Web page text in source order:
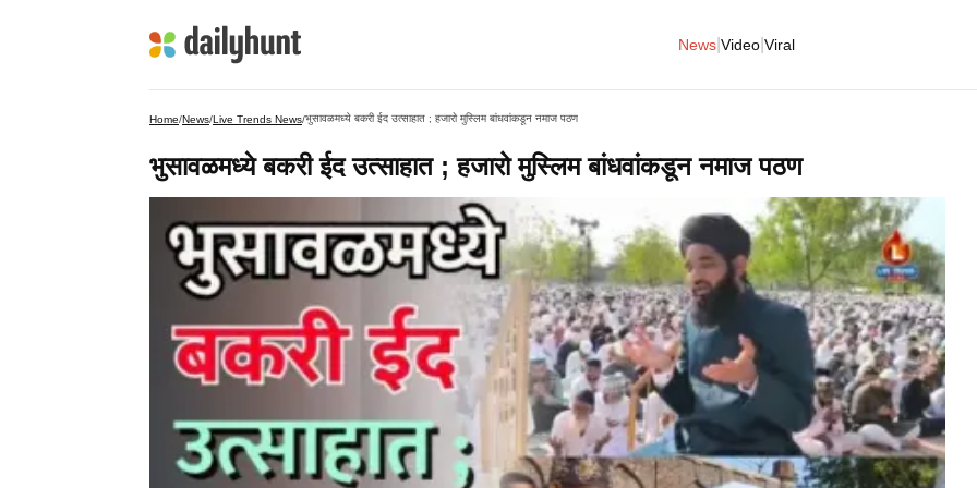
News Video Viral
Home/News/Live Trends News/भुसावळमध्ये बकरी ईद उत्साहात ; हजारो मुस्लिम बांधवांकडून नमाज पठण
भुसावळमध्ये बकरी ईद उत्साहात ; हजारो मुस्लिम बांधवांकडून नमाज पठण